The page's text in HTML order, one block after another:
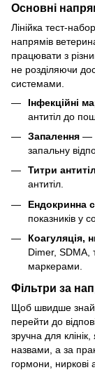
Основні
Лінійка тест-
напрямів
працювати з
не розділяючи
системами.
Інфекційні
антитіл до
Запалення —
запальну
Титри антитіл
антитіл.
Ендокринна
показників у
Коагуляція,
Dimer, SDMA,
маркерами.
Фільтри за
Щоб швидше
перейти до
зручна для
назвами, а за
гормони, ниркові